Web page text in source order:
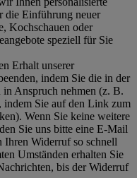
die Einführung neuer
Kochschauen oder
speziell für Sie
Erhalt unserer
indem Sie die in der
Anspruch nehmen (z. B.
indem Sie auf den Link zum
Wenn Sie keine weitere
Sie uns bitte eine E-Mail
Ihren Widerruf so schnell
Umständen erhalten Sie
bis der Widerruf